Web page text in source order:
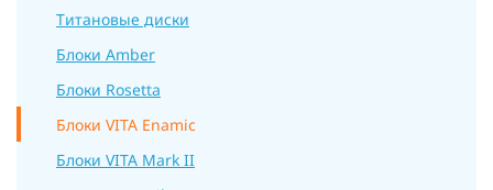
Титановые диски
Блоки Amber
Блоки Rosetta
Блоки VITA Enamic
Блоки VITA Mark II